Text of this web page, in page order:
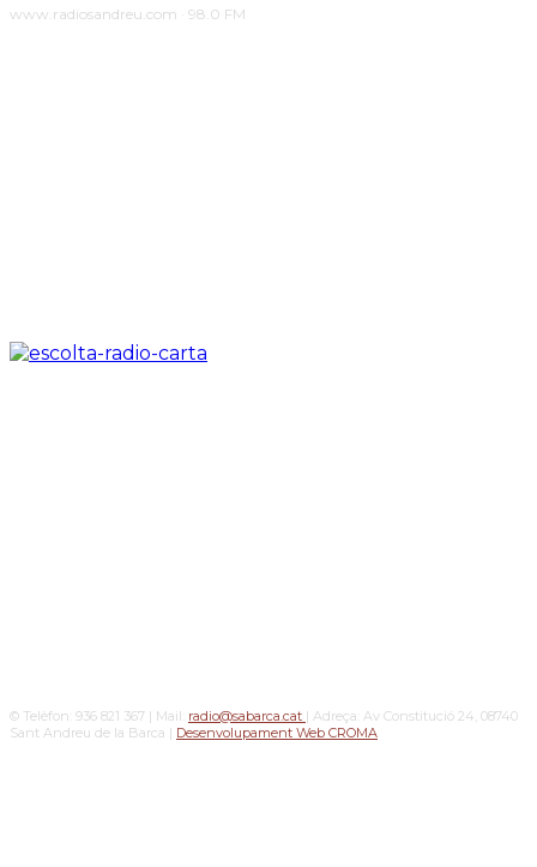
www.radiosandreu.com · 98.0 FM
© Telèfon: 936 821 367 | Mail: radio@sabarca.cat | Adreça: Av Constitució 24, 08740
Sant Andreu de la Barca | Desenvolupament Web CROMA